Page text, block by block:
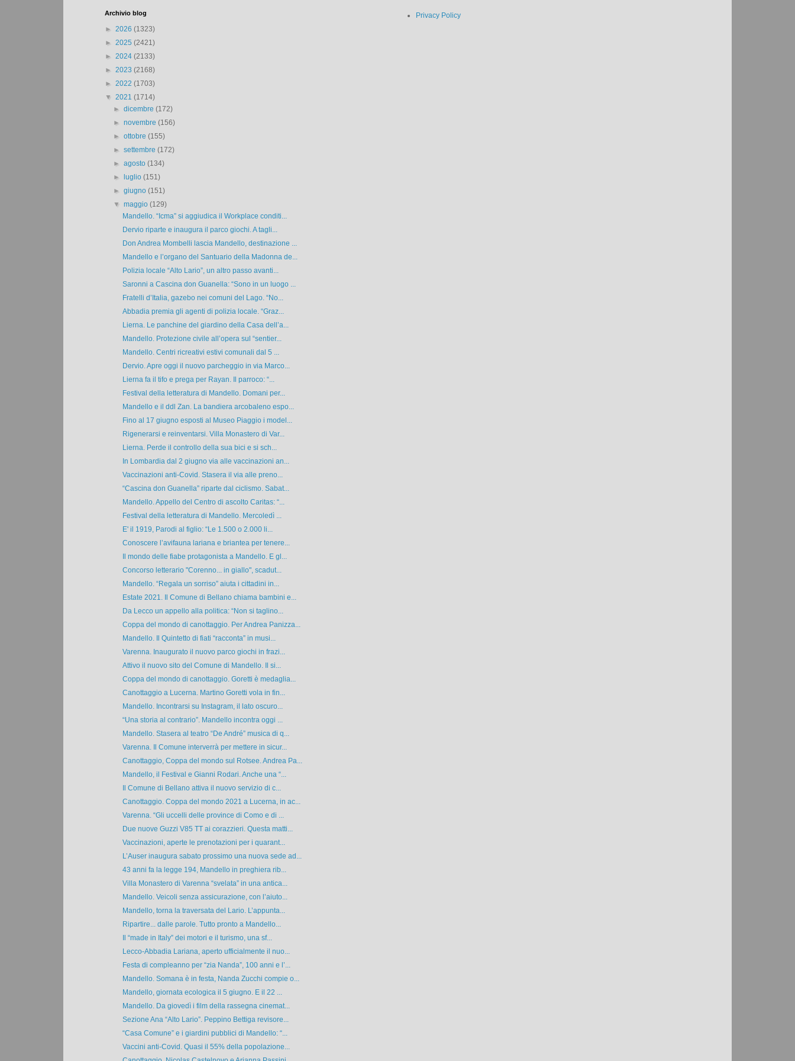
Archivio blog
► 2026 (1323)
► 2025 (2421)
► 2024 (2133)
► 2023 (2168)
► 2022 (1703)
▼ 2021 (1714)
►dicembre(172)
►novembre(156)
►ottobre(155)
►settembre(172)
►agosto(134)
►
luglio(151)
►giugno(151)
▼maggio(129)
Mandello. “Icma” si aggiudica il Workplace conditi...
Dervio riparte e inaugura il parco giochi. A tagli...
Don Andrea Mombelli lascia Mandello, destinazione ...
Mandello e l’organo del Santuario della Madonna de...
Polizia locale “Alto Lario”, un altro passo avanti...
Saronni a Cascina don Guanella: “Sono in un luogo ...
Fratelli d’Italia, gazebo nei comuni del Lago. “No...
Abbadia premia gli agenti di polizia locale. “Graz...
Lierna. Le panchine del giardino della Casa dell’a...
Mandello. Protezione civile all’opera sul “sentier...
Mandello. Centri ricreativi estivi comunali dal 5 ...
Dervio. Apre oggi il nuovo parcheggio in via Marco...
Lierna fa il tifo e prega per Rayan. Il parroco: “...
Festival della letteratura di Mandello. Domani per...
Mandello e il ddl Zan. La bandiera arcobaleno espo...
Fino al 17 giugno esposti al Museo Piaggio i model...
Rigenerarsi e reinventarsi. Villa Monastero di Var...
Lierna. Perde il controllo della sua bici e si sch...
In Lombardia dal 2 giugno via alle vaccinazioni an...
Vaccinazioni anti-Covid. Stasera il via alle preno...
“Cascina don Guanella” riparte dal ciclismo. Sabat...
Mandello. Appello del Centro di ascolto Caritas: “...
Festival della letteratura di Mandello. Mercoledì ...
E' il 1919, Parodi al figlio: “Le 1.500 o 2.000 li...
Conoscere l’avifauna lariana e briantea per tenere...
Il mondo delle fiabe protagonista a Mandello. E gl...
Concorso letterario "Corenno... in giallo", scadut...
Mandello. “Regala un sorriso” aiuta i cittadini in...
Estate 2021. Il Comune di Bellano chiama bambini e...
Da Lecco un appello alla politica: “Non si taglino...
Coppa del mondo di canottaggio. Per Andrea Panizza...
Mandello. Il Quintetto di fiati “racconta” in musi...
Varenna. Inaugurato il nuovo parco giochi in frazi...
Attivo il nuovo sito del Comune di Mandello. Il si...
Coppa del mondo di canottaggio. Goretti è medaglia...
Canottaggio a Lucerna. Martino Goretti vola in fin...
Mandello. Incontrarsi su Instagram, il lato oscuro...
“Una storia al contrario”. Mandello incontra oggi ...
Mandello. Stasera al teatro “De André” musica di q...
Varenna. Il Comune interverrà per mettere in sicur...
Canottaggio, Coppa del mondo sul Rotsee. Andrea Pa...
Mandello, il Festival e Gianni Rodari. Anche una “...
Il Comune di Bellano attiva il nuovo servizio di c...
Canottaggio. Coppa del mondo 2021 a Lucerna, in ac...
Varenna. “Gli uccelli delle province di Como e di ...
Due nuove Guzzi V85 TT ai corazzieri. Questa matti...
Vaccinazioni, aperte le prenotazioni per i quarant...
L’Auser inaugura sabato prossimo una nuova sede ad...
43 anni fa la legge 194, Mandello in preghiera rib...
Villa Monastero di Varenna “svelata” in una antica...
Mandello. Veicoli senza assicurazione, con l’aiuto...
Mandello, torna la traversata del Lario. L’appunta...
Ripartire... dalle parole. Tutto pronto a Mandello...
Il “made in Italy” dei motori e il turismo, una sf...
Lecco-Abbadia Lariana, aperto ufficialmente il nuo...
Festa di compleanno per “zia Nanda”, 100 anni e l’...
Mandello. Somana è in festa, Nanda Zucchi compie o...
Mandello, giornata ecologica il 5 giugno. E il 22 ...
Mandello. Da giovedì i film della rassegna cinemat...
Sezione Ana “Alto Lario”. Peppino Bettiga revisore...
“Casa Comune” e i giardini pubblici di Mandello: “...
Vaccini anti-Covid. Quasi il 55% della popolazione...
Privacy Policy